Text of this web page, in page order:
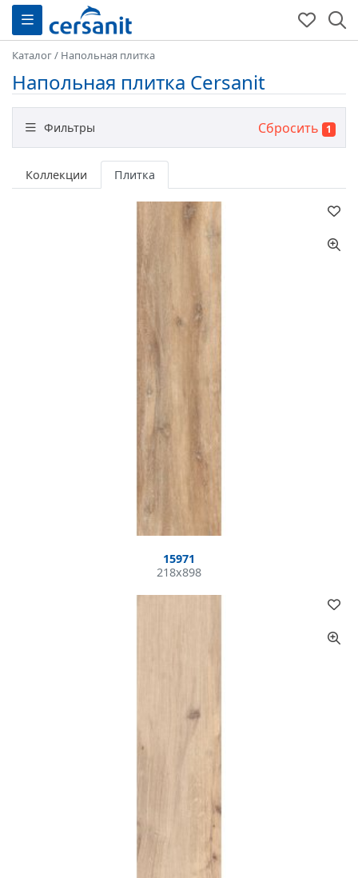
Каталог/ Напольная плитка
Напольная плитка Cersanit
Фильтры Сбросить 1
Коллекции Плитка
15971
218x898